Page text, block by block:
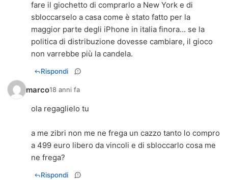
fare il giochetto di comprarlo a New York e di
sbloccarselo a casa come è stato fatto per la
maggior parte degli iPhone in italia finora... se la
politica di distribuzione dovesse cambiare, il gioco
non varrebbe più la candela.
Rispondi
marco18 anni fa
ola regaglielo tu
a me zibri non me ne frega un cazzo tanto lo compro
a 499 euro libero da vincoli e di sbloccarlo cosa me
ne frega?
Rispondi